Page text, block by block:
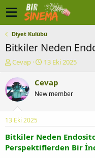
Diyet Kulübü
Bitkiler Neden
K
n
u
y
b
a
ş
a
Cevap
B
ş
a
ç
t
a
13 Eki 2025
Cevap
New member
13 Eki 2025
Bitkiler Neden
Perspektiflerden Bir